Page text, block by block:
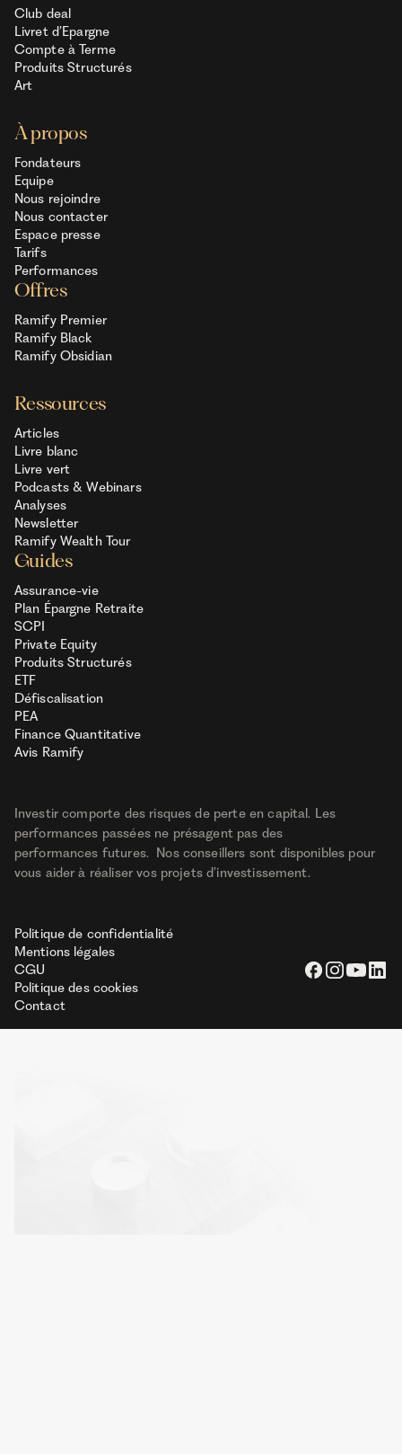
Club deal
Livret d’Epargne
Compte à Terme
Produits Structurés
Art
À propos
Fondateurs
Equipe
Nous rejoindre
Nous contacter
Espace presse
Tarifs
Performances
Offres
Ramify Premier
Ramify Black
Ramify Obsidian
Ressources
Articles
Livre blanc
Livre vert
Podcasts & Webinars
Analyses
Newsletter
Ramify Wealth Tour
Guides
Assurance-vie
Plan Épargne Retraite
SCPI
Private Equity
Produits Structurés
ETF
Défiscalisation
PEA
Finance Quantitative
Avis Ramify
Investir comporte des risques de perte en capital. Les
performances passées ne présagent pas des
performances futures. Nos conseillers sont disponibles pour
vous aider à réaliser vos projets d’investissement.
Politique de confidentialité
Mentions légales
CGU
Politique des cookies
Contact